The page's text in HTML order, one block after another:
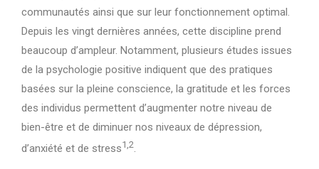
communautés ainsi que sur leur fonctionnement optimal.
Depuis les vingt dernières années, cette discipline prend
beaucoup d’ampleur. Notamment, plusieurs études issues
de la psychologie positive indiquent que des pratiques
basées sur la pleine conscience, la gratitude et les forces
des individus permettent d’augmenter notre niveau de
bien-être et de diminuer nos niveaux de dépression,
d’anxiété et de stress1,2.